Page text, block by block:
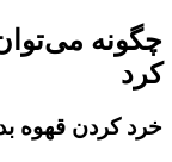
چگونه
کرد
خرد کردن قهوه